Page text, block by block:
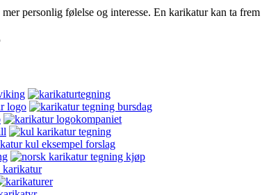
personlig følelse og interesse. En karikatur kan ta